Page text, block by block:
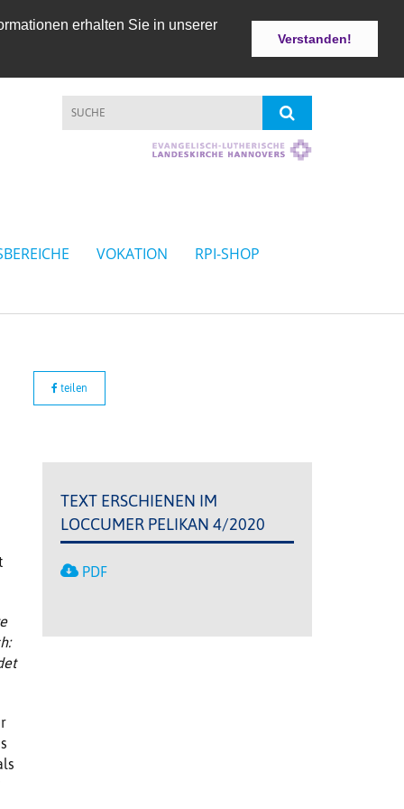
erhalten Sie in unserer
Verstanden!
VOKATION
RPI-SHOP
teilen
TEXT ERSCHIENEN IM
LOCCUMER PELIKAN 4/2020
PDF